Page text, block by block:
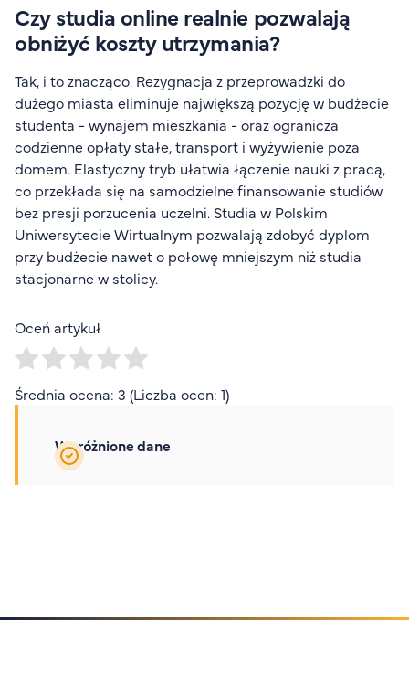
Czy studia online realnie pozwalają
obniżyć koszty utrzymania?
Tak, i to znacząco. Rezygnacja z przeprowadzki do
dużego miasta eliminuje największą pozycję w budżecie
studenta - wynajem mieszkania - oraz ogranicza
codzienne opłaty stałe, transport i wyżywienie poza
domem. Elastyczny tryb ułatwia łączenie nauki z pracą,
co przekłada się na samodzielne finansowanie studiów
bez presji porzucenia uczelni. Studia w Polskim
Uniwersytecie Wirtualnym pozwalają zdobyć dyplom
przy budżecie nawet o połowę mniejszym niż studia
stacjonarne w stolicy.
Oceń artykuł
Średnia ocena: 3 (Liczba ocen: 1)
Wyróżnione dane